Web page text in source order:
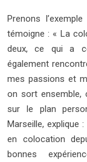
Prenons
témoigne : « La
deux, ce qui a
également
mes passions et
on sort ensemble,
sur le plan
Marseille, explique
en colocation
bonnes